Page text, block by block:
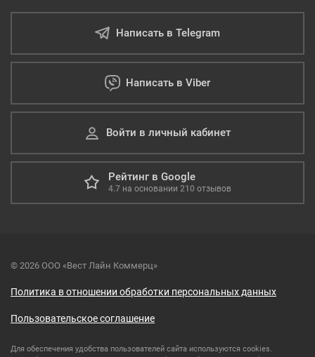
Написать в Telegram
Написать в Viber
Войти в личный кабинет
Рейтинг в Google
4.7 на основании 210 отзывов
© 2026 ООО «Вест Лайн Коммерц»
Политика в отношении обработки персональных данных
Пользовательское соглашение
Для обеспечения удобства пользователей сайта используются cookies.